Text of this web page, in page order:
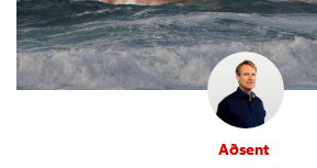
Aðsent